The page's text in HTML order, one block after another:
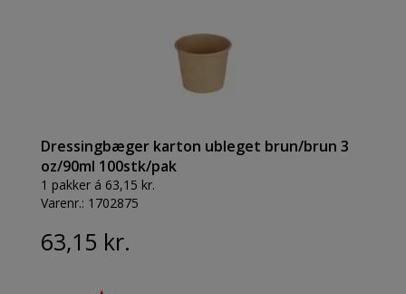
Dressingbæger karton ubleget brun/brun 3
oz/90ml 100stk/pak
1 pakker á 63,15 kr.
Varenr.: 1702875
63,15 kr.